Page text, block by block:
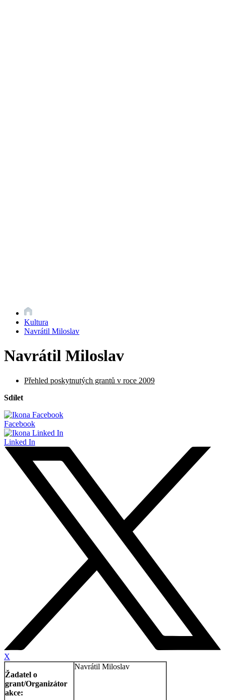
Kultura
Navrátil Miloslav
Navrátil Miloslav
Přehled poskytnutých grantů v roce 2009
Sdílet
Facebook
Linked In
X
Žadatel o
grant/Organizátor
akce:
Navrátil Miloslav